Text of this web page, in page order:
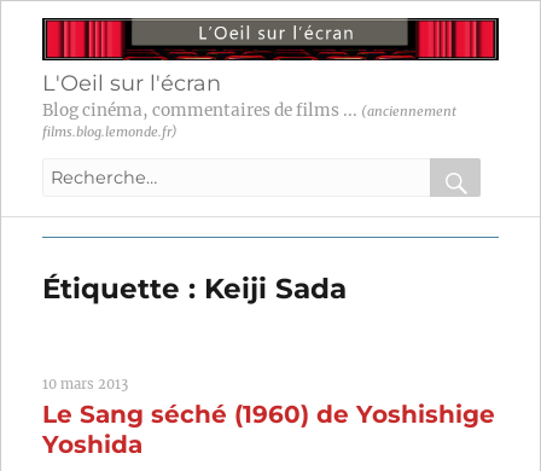
L'Oeil sur l'écran
Blog cinéma, commentaires de films ... (anciennement
films.blog.lemonde.fr)
Recherche
:
OK
Étiquette : Keiji Sada
10 mars 2013
Le Sang séché (1960) de Yoshishige
Yoshida